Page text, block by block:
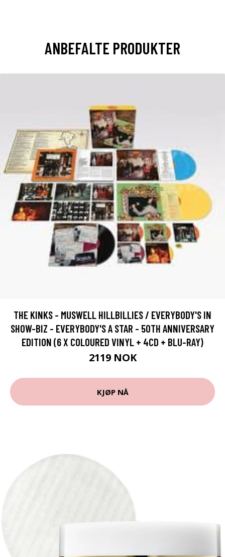
ANBEFALTE PRODUKTER
THE KINKS - MUSWELL HILLBILLIES / EVERYBODY'S IN
SHOW-BIZ - EVERYBODY'S A STAR - 50TH ANNIVERSARY
EDITION (6 X COLOURED VINYL + 4CD + BLU-RAY)
2119 NOK
KJØP NÅ